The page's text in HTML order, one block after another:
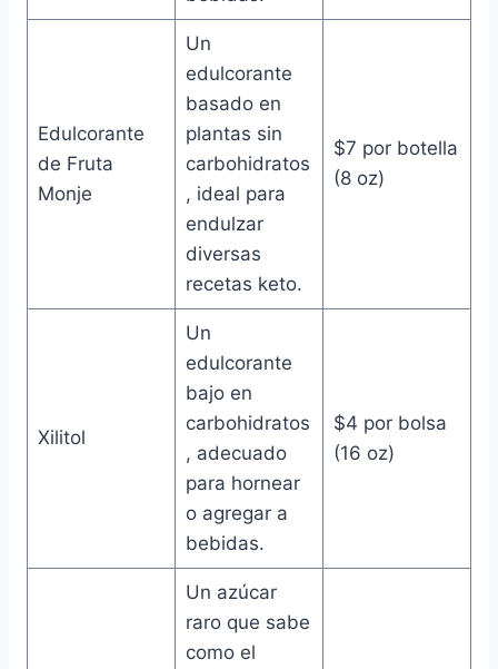
Edulcorante
de Fruta
Monje
Un
edulcorante
basado en
plantas sin
carbohidratos
, ideal para
endulzar
diversas
recetas keto.
$7 por botella
(8 oz)
Xilitol
Un
edulcorante
bajo en
carbohidratos
, adecuado
para hornear
o agregar a
bebidas.
$4 por bolsa
(16 oz)
Un azúcar
raro que sabe
como el